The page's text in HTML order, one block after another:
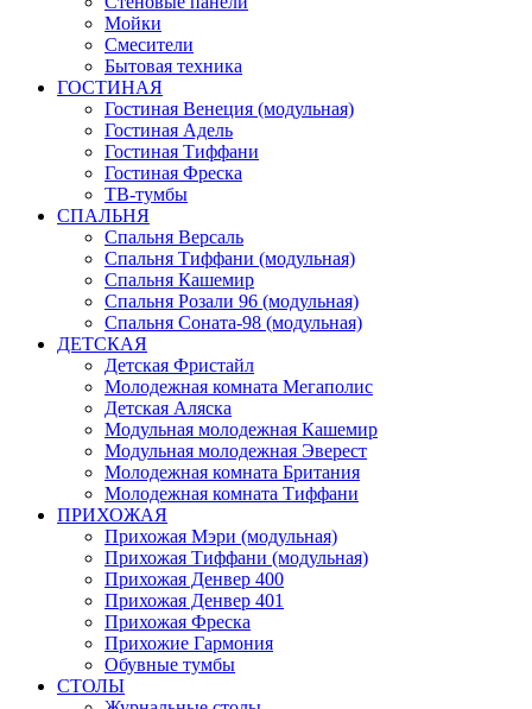
Мойки
Смесители
Бытовая техника
ГОСТИНАЯ
Гостиная Венеция (модульная)
Гостиная Адель
Гостиная Тиффани
Гостиная Фреска
ТВ-тумбы
СПАЛЬНЯ
Спальня Версаль
Спальня Тиффани (модульная)
Спальня Кашемир
Спальня Розали 96 (модульная)
Спальня Соната-98 (модульная)
ДЕТСКАЯ
Детская Фристайл
Молодежная комната Мегаполис
Детская Аляска
Модульная молодежная Кашемир
Модульная молодежная Эверест
Молодежная комната Британия
Молодежная комната Тиффани
ПРИХОЖАЯ
Прихожая Мэри (модульная)
Прихожая Тиффани (модульная)
Прихожая Денвер 400
Прихожая Денвер 401
Прихожая Фреска
Прихожие Гармония
Обувные тумбы
СТОЛЫ